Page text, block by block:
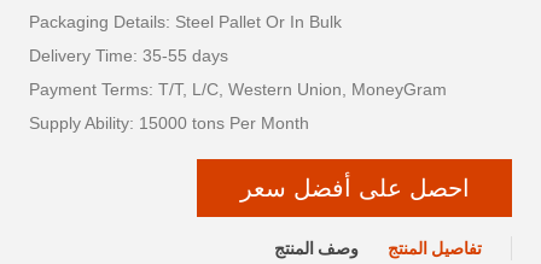
Packaging Details: Steel Pallet Or In Bulk
Delivery Time: 35-55 days
Payment Terms: T/T, L/C, Western Union, MoneyGram
Supply Ability: 15000 tons Per Month
احصل على أفضل سعر
تفاصيل المنتج وصف المنتج